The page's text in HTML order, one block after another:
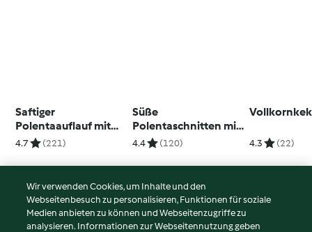
Saftiger
Polentaauflauf mit
Äpfeln (glutenfrei)
4.7 (221)
Süße
Polentaschnitten mit
Apfelmus
4.4 (120) 4.3 (22)
© Copyright 2026
Wir verwenden Cookies, um Inhalte und den
Webseitenbesuch zu personalisieren, Funktionen für soziale
Medien anbieten zu können und Webseitenzugriffe zu
analysieren. Informationen zur Webseitennutzung geben